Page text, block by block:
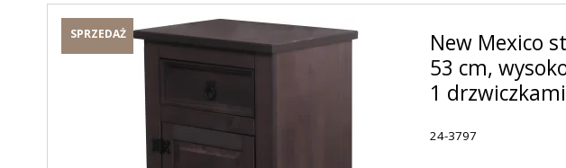
SPRZEDAŻ
New Mexico
53 cm,
1
24-3797